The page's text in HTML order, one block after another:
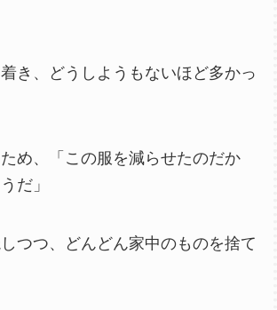
き、どうしようもないほど多かっ
め、「この服を減らせたのだか
だ」
つつ、どんどん家中のものを捨て